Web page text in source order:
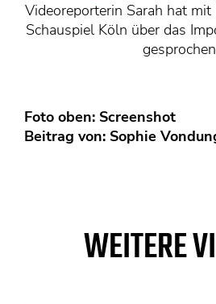
Über uns
junge bühne-Beirat
Videoreporterin Sarah hat mit
Schauspiel Köln über das
Foto oben: Screenshot
Beitrag von: Sophie
WEITERE